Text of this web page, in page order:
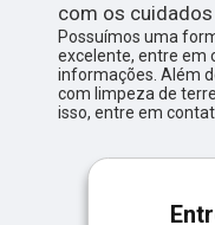
com os
Possuímos uma
excelente, entre em
informações. Além
com limpeza de
isso, entre em